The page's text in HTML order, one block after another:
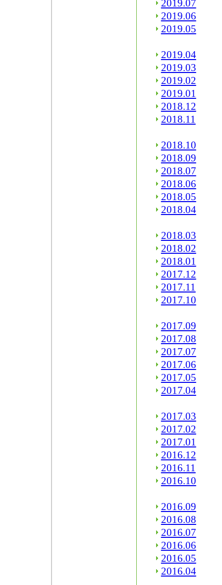
2019.07
2019.06
2019.05
2019.04
2019.03
2019.02
2019.01
2018.12
2018.11
2018.10
2018.09
2018.07
2018.06
2018.05
2018.04
2018.03
2018.02
2018.01
2017.12
2017.11
2017.10
2017.09
2017.08
2017.07
2017.06
2017.05
2017.04
2017.03
2017.02
2017.01
2016.12
2016.11
2016.10
2016.09
2016.08
2016.07
2016.06
2016.05
2016.04